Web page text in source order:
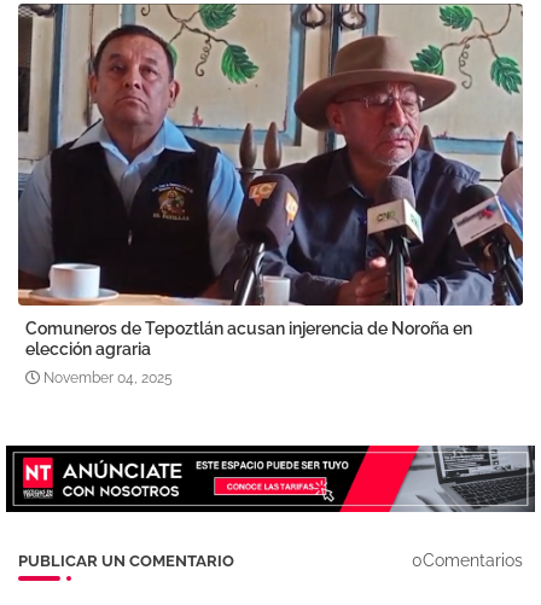
Comuneros de Tepoztlán acusan injerencia de Noroña en
elección agraria
November 04, 2025
PUBLICAR UN COMENTARIO 0Comentarios